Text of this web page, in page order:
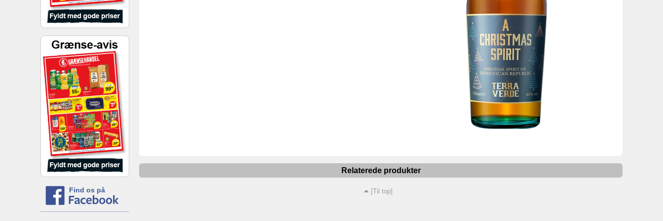
Relaterede produkter
[Til top]
Find os på